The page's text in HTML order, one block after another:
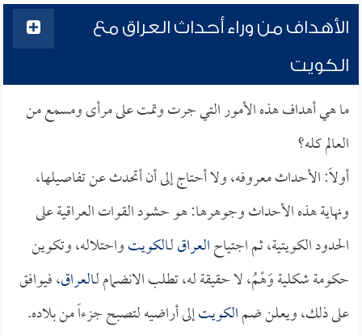
الأهداف من وراء أحداث العراق مع
الكويت
ما هي أهداف هذه الأمور التي جرت وتمت على مرأى ومسمع من
العالم كله؟
أولاً: الأحداث معروفه، ولا أحتاج إلى أن أتحدث عن تفاصيلها،
ونهاية هذه الأحداث وجوهرها: هو حشود القوات العراقية على
الحدود الكويتية، ثم اجتياحالعراقلـالكويتواحتلاله، وتكوين
حكومة شكلية وَهْمُ، لا حقيقة له، تطلب الانضمام لـالعراق، فيوافق
على ذلك، ويعلن ضمالكويتإلى أراضيه لتصبح جزءاً من بلاده.